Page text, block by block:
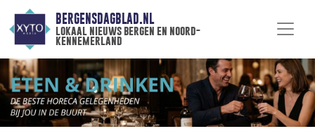
BERGENSDAGBLAD.NL
lokaal nieuws bergen en noord-
kennemerland